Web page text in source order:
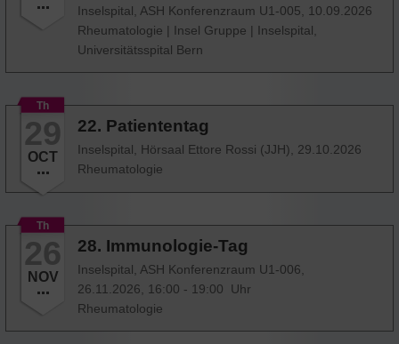
Inselspital, ASH Konferenzraum U1-005,
10.09.2026
Rheumatologie | Insel Gruppe | Inselspital,
Universitätsspital Bern
Th
29
OCT
22. Patiententag
Inselspital, Hörsaal Ettore Rossi (JJH), 29.10.2026
Rheumatologie
Th
26
NOV
28. Immunologie-Tag
Inselspital, ASH Konferenzraum U1-006,
26.11.2026, 16:00 - 19:00 Uhr
Rheumatologie